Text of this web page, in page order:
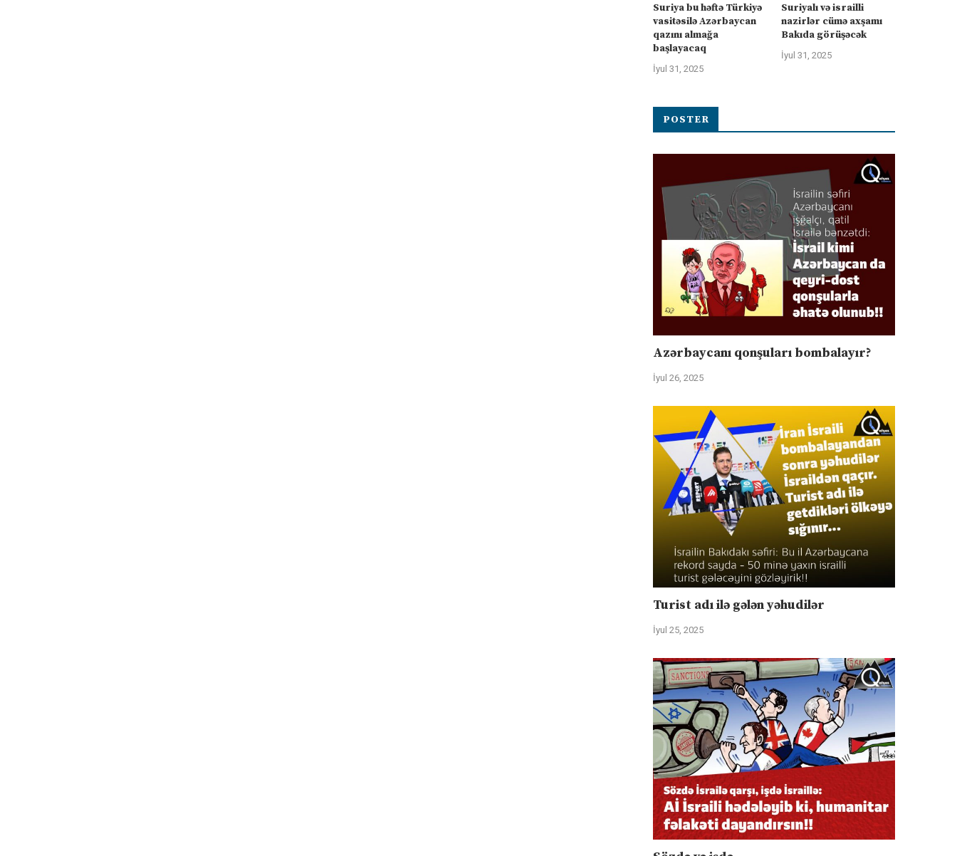
Suriya bu həftə Türkiyə
vasitəsilə Azərbaycan
qazını almağa
başlayacaq
İyul 31, 2025
Suriyalı və israilli
nazirlər cümə axşamı
Bakıda görüşəcək
İyul 31, 2025
POSTER
Azərbaycanı qonşuları bombalayır?
İyul 26, 2025
Turist adı ilə gələn yəhudilər
İyul 25, 2025